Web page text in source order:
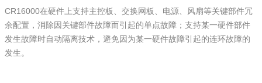
CR16000在硬件上支持主控板、交换网板、电源、风扇等关键部件冗
余配置，消除因关键部件故障而引起的单点故障；支持某一硬件部件
发生故障时自动隔离技术，避免因为某一硬件故障引起的连环故障的
发生。